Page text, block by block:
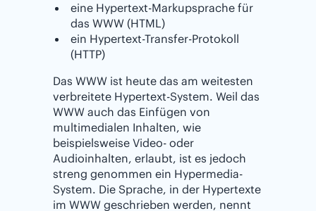
eine Hypertext-Markupsprache für
das WWW (HTML)
ein Hypertext-Transfer-Protokoll
(HTTP)
Das WWW ist heute das am weitesten
verbreitete Hypertext-System. Weil das
WWW auch das Einfügen von
multimedialen Inhalten, wie
beispielsweise Video- oder
Audioinhalten, erlaubt, ist es jedoch
streng genommen ein Hypermedia-
System. Die Sprache, in der Hypertexte
im WWW geschrieben werden, nennt